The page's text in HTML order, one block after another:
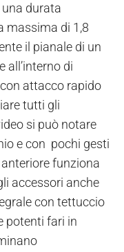
durata
massima di 1,8
il pianale di un
all’interno di
attacco rapido
tutti gli
si può notare
e con pochi gesti
funziona
accessori anche
con tettuccio
potenti fari in